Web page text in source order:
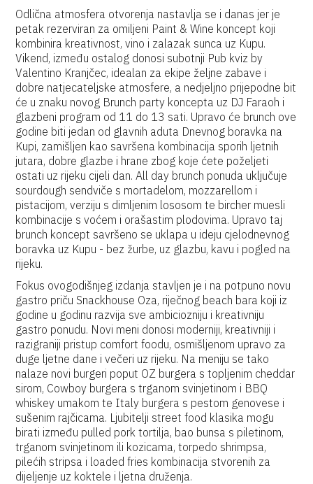
Odlična atmosfera otvorenja nastavlja se i danas jer je
petak rezerviran za omiljeni Paint & Wine koncept koji
kombinira kreativnost, vino i zalazak sunca uz Kupu.
Vikend, između ostalog donosi subotnji Pub kviz by
Valentino Kranjčec, idealan za ekipe željne zabave i
dobre natjecateljske atmosfere, a nedjeljno prijepodne bit
će u znaku novog Brunch party koncepta uz DJ Faraoh i
glazbeni program od 11 do 13 sati. Upravo će brunch ove
godine biti jedan od glavnih aduta Dnevnog boravka na
Kupi, zamišljen kao savršena kombinacija sporih ljetnih
jutara, dobre glazbe i hrane zbog koje ćete poželjeti
ostati uz rijeku cijeli dan. All day brunch ponuda uključuje
sourdough sendviče s mortadelom, mozzarellom i
pistacijom, verziju s dimljenim lososom te bircher muesli
kombinacije s voćem i orašastim plodovima. Upravo taj
brunch koncept savršeno se uklapa u ideju cjelodnevnog
boravka uz Kupu - bez žurbe, uz glazbu, kavu i pogled na
rijeku.
Fokus ovogodišnjeg izdanja stavljen je i na potpuno novu
gastro priču Snackhouse Oza, riječnog beach bara koji iz
godine u godinu razvija sve ambiciozniju i kreativniju
gastro ponudu. Novi meni donosi moderniji, kreativniji i
razigraniji pristup comfort foodu, osmišljenom upravo za
duge ljetne dane i večeri uz rijeku. Na meniju se tako
nalaze novi burgeri poput OZ burgera s topljenim cheddar
sirom, Cowboy burgera s trganom svinjetinom i BBQ
whiskey umakom te Italy burgera s pestom genovese i
sušenim rajčicama. Ljubitelji street food klasika mogu
birati između pulled pork tortilja, bao bunsa s piletinom,
trganom svinjetinom ili kozicama, torpedo shrimpsa,
pilećih stripsa i loaded fries kombinacija stvorenih za
dijeljenje uz koktele i ljetna druženja.